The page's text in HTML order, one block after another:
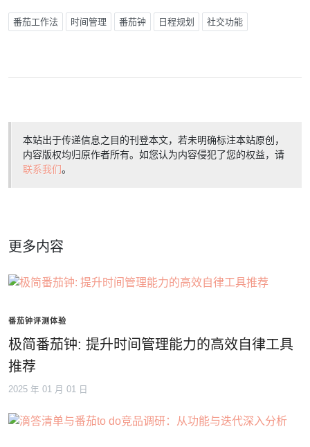
番茄工作法 时间管理 番茄钟 日程规划 社交功能
本站出于传递信息之目的刊登本文，若未明确标注本站原创，
内容版权均归原作者所有。如您认为内容侵犯了您的权益，请
联系我们。
更多内容
番茄钟评测体验
极简番茄钟: 提升时间管理能力的高效自律工具
推荐
2025 年 01 月 01 日